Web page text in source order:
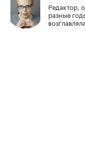
Редактор,
разные